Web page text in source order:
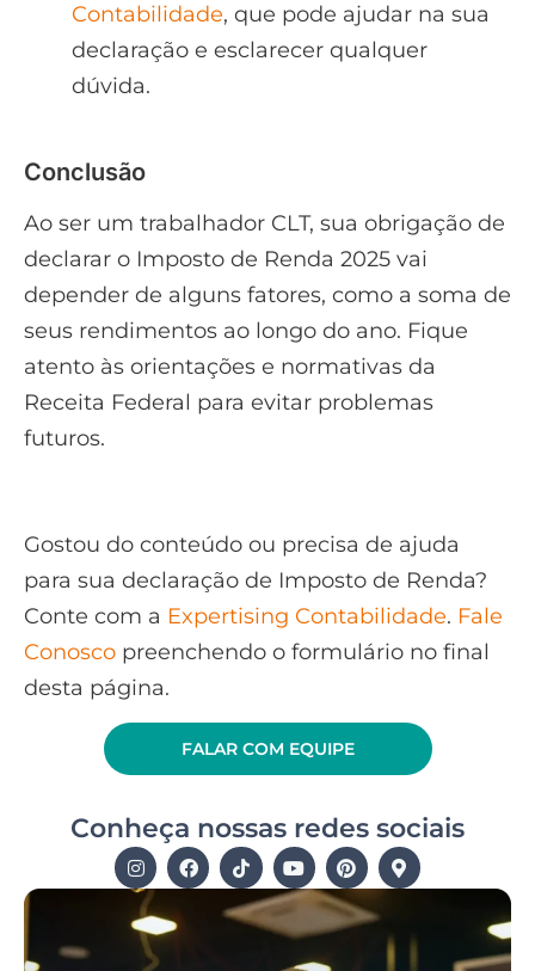
Contabilidade, que pode ajudar na sua
declaração e esclarecer qualquer
dúvida.
Conclusão
Ao ser um trabalhador CLT, sua obrigação de
declarar o Imposto de Renda 2025 vai
depender de alguns fatores, como a soma de
seus rendimentos ao longo do ano. Fique
atento às orientações e normativas da
Receita Federal para evitar problemas
futuros.
Gostou do conteúdo ou precisa de ajuda
para sua declaração de Imposto de Renda?
Conte com a Expertising Contabilidade. Fale
Conosco preenchendo o formulário no final
desta página.
FALAR COM EQUIPE
Conheça nossas redes sociais